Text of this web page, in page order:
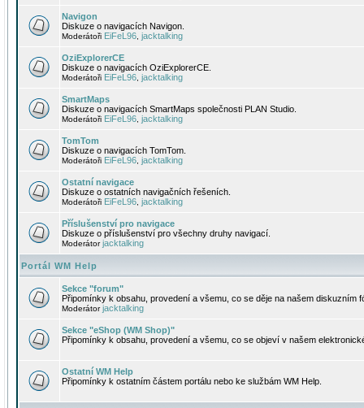
Navigon
Diskuze o navigacích Navigon.
Moderátoři EiFeL96 jacktalking
OziExplorerCE
Diskuze o navigacích OziExplorerCE.
Moderátoři EiFeL96 jacktalking
SmartMaps
Diskuze o navigacích SmartMaps společnosti PLAN Studio.
Moderátoři EiFeL96 jacktalking
TomTom
Diskuze o navigacích TomTom.
Moderátoři EiFeL96 jacktalking
Ostatní navigace
Diskuze o ostatních navigačních řešeních.
Moderátoři EiFeL96 jacktalking
Příslušenství pro navigace
Diskuze o příslušenství pro všechny druhy navigací.
Moderátorjacktalking
Portál WM Help
Sekce "forum"
Připomínky k obsahu, provedení a všemu, co se děje na našem diskuzním
Moderátorjacktalking
Sekce "eShop (WM Shop)"
Připomínky k obsahu, provedení a všemu, co se objeví v našem
Ostatní WM Help
Připomínky k ostatním částem portálu nebo ke službám WM Help.